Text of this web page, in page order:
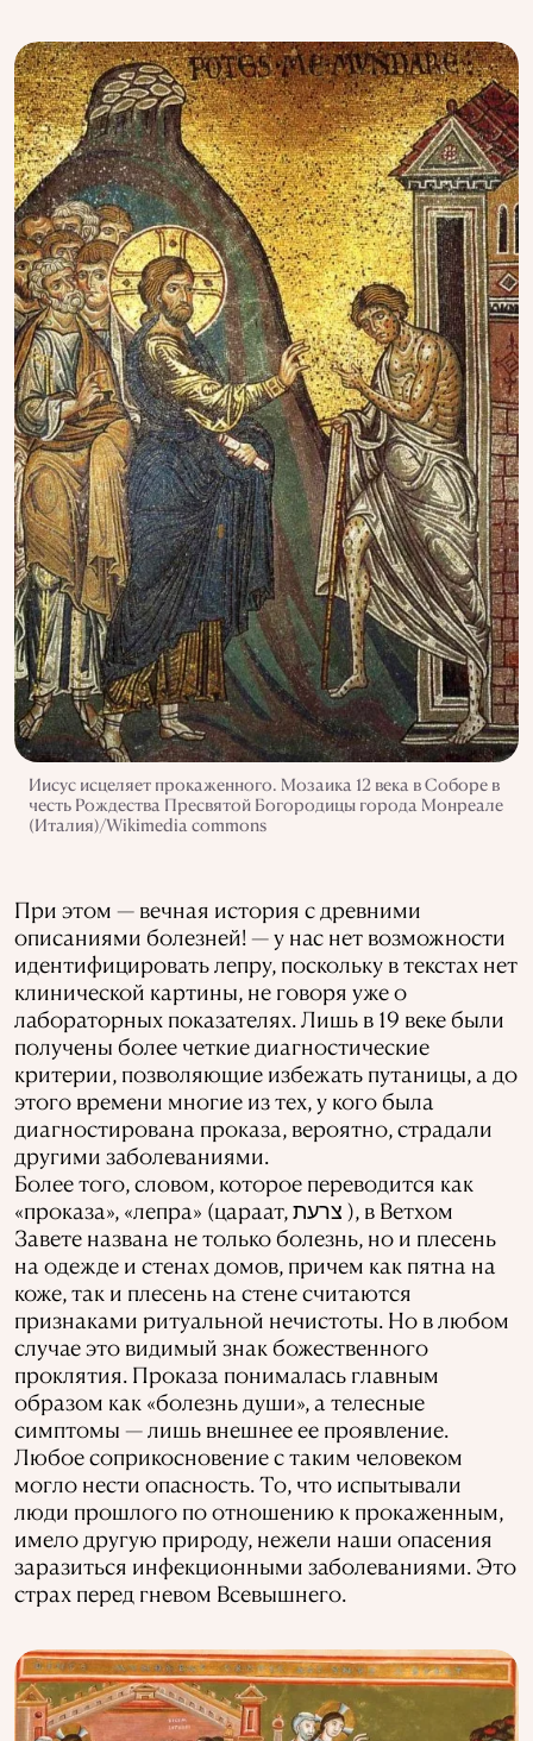
Иисус исцеляет прокаженного. Мозаика 12 века в Соборе в
честь Рождества Пресвятой Богородицы города Монреале
(Италия)/Wikimedia commons
При этом — вечная история с древними
описаниями болезней! — у нас нет возможности
идентифицировать лепру, поскольку в текстах нет
клинической картины, не говоря уже о
лабораторных показателях. Лишь в 19 веке были
получены более четкие диагностические
критерии, позволяющие избежать путаницы, а до
этого времени многие из тех, у кого была
диагностирована проказа, вероятно, страдали
другими заболеваниями.
Более того, словом, которое переводится как
«проказа», «лепра» (цараат, ‏ צרעת), в Ветхом
Завете названа не только болезнь, но и плесень
на одежде и стенах домов, причем как пятна на
коже, так и плесень на стене считаются
признаками ритуальной нечистоты. Но в любом
случае это видимый знак божественного
проклятия. Проказа понималась главным
образом как «болезнь души», а телесные
симптомы — лишь внешнее ее проявление.
Любое соприкосновение с таким человеком
могло нести опасность. То, что испытывали
люди прошлого по отношению к прокаженным,
имело другую природу, нежели наши опасения
заразиться инфекционными заболеваниями. Это
страх перед гневом Всевышнего.